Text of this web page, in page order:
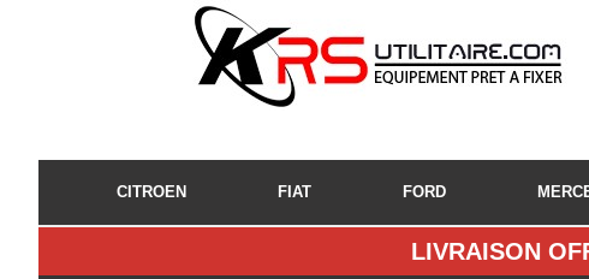
CITROEN FIAT FORD
LIVRAISON